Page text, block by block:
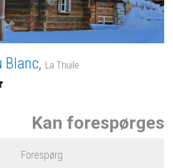
Blanc, La Thuile
Kan forespørges
Forespørg